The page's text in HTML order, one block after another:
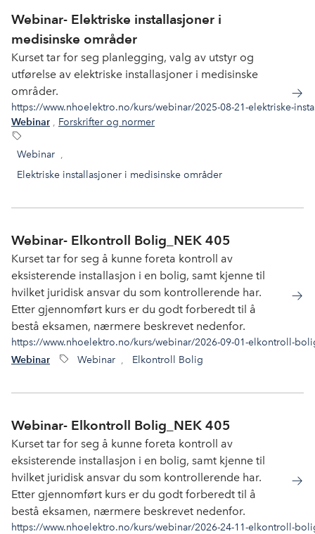
Webinar- Elektriske installasjoner i
medisinske områder
Kurset tar for seg planlegging, valg av utstyr og
utførelse av elektriske installasjoner i medisinske
områder.
https://www.nhoelektro.no/kurs/webinar/2025-08-21-elektriske-
Webinar , Forskrifter og normer
Webinar ,
Elektriske installasjoner i medisinske områder
Webinar- Elkontroll Bolig_NEK 405
Kurset tar for seg å kunne foreta kontroll av
eksisterende installasjon i en bolig, samt kjenne til
hvilket juridisk ansvar du som kontrollerende har.
Etter gjennomført kurs er du godt forberedt til å
bestå eksamen, nærmere beskrevet nedenfor.
https://www.nhoelektro.no/kurs/webinar/2026-09-01-elkontroll-
Webinar Webinar , Elkontroll Bolig
Webinar- Elkontroll Bolig_NEK 405
Kurset tar for seg å kunne foreta kontroll av
eksisterende installasjon i en bolig, samt kjenne til
hvilket juridisk ansvar du som kontrollerende har.
Etter gjennomført kurs er du godt forberedt til å
bestå eksamen, nærmere beskrevet nedenfor.
https://www.nhoelektro.no/kurs/webinar/2026-24-11-elkontroll-